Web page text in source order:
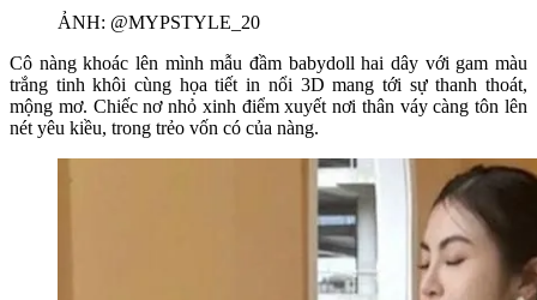
ẢNH: @MYPSTYLE_20
Cô nàng khoác lên mình mẫu đầm babydoll hai dây với gam màu
trắng tinh khôi cùng họa tiết in nổi 3D mang tới sự thanh thoát,
mộng mơ. Chiếc nơ nhỏ xinh điểm xuyết nơi thân váy càng tôn lên
nét yêu kiều, trong trẻo vốn có của nàng.